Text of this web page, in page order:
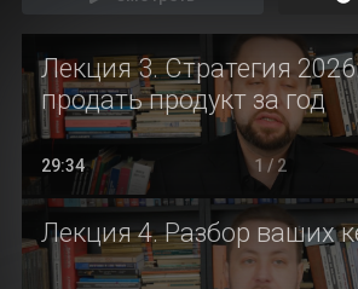
Лекция 3. Стратегия
продать продукт за год
29:34 1 / 2
Лекция 4. Разбор ваших